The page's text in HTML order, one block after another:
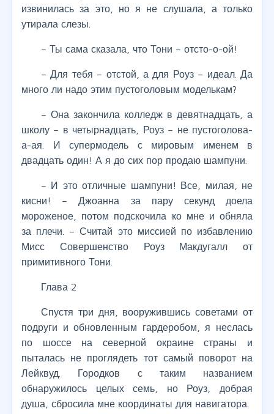
извинилась за это, но я не слушала, а только
утирала слезы.
– Ты сама сказала, что Тони – отсто-о-ой!
– Для тебя – отстой, а для Роуз – идеал. Да
много ли надо этим пустоголовым моделькам?
– Она закончила колледж в девятнадцать, а
школу – в четырнадцать, Роуз – не пустоголова-
а-ая. И супермодель с мировым именем в
двадцать один! А я до сих пор продаю шампуни.
– И это отличные шампуни! Все, милая, не
кисни! – Джоанна за пару секунд доела
мороженое, потом подскочила ко мне и обняла
за плечи. – Считай это миссией по избавлению
Мисс Совершенство Роуз Макдугалл от
примитивного Тони.
Глава 2
Спустя три дня, вооружившись советами от
подруги и обновленным гардеробом, я неслась
по шоссе на северной окраине страны и
пыталась не проглядеть тот самый поворот на
Лейквуд. Городков с таким названием
обнаружилось целых семь, но Роуз, добрая
душа, сбросила мне координаты для навигатора.